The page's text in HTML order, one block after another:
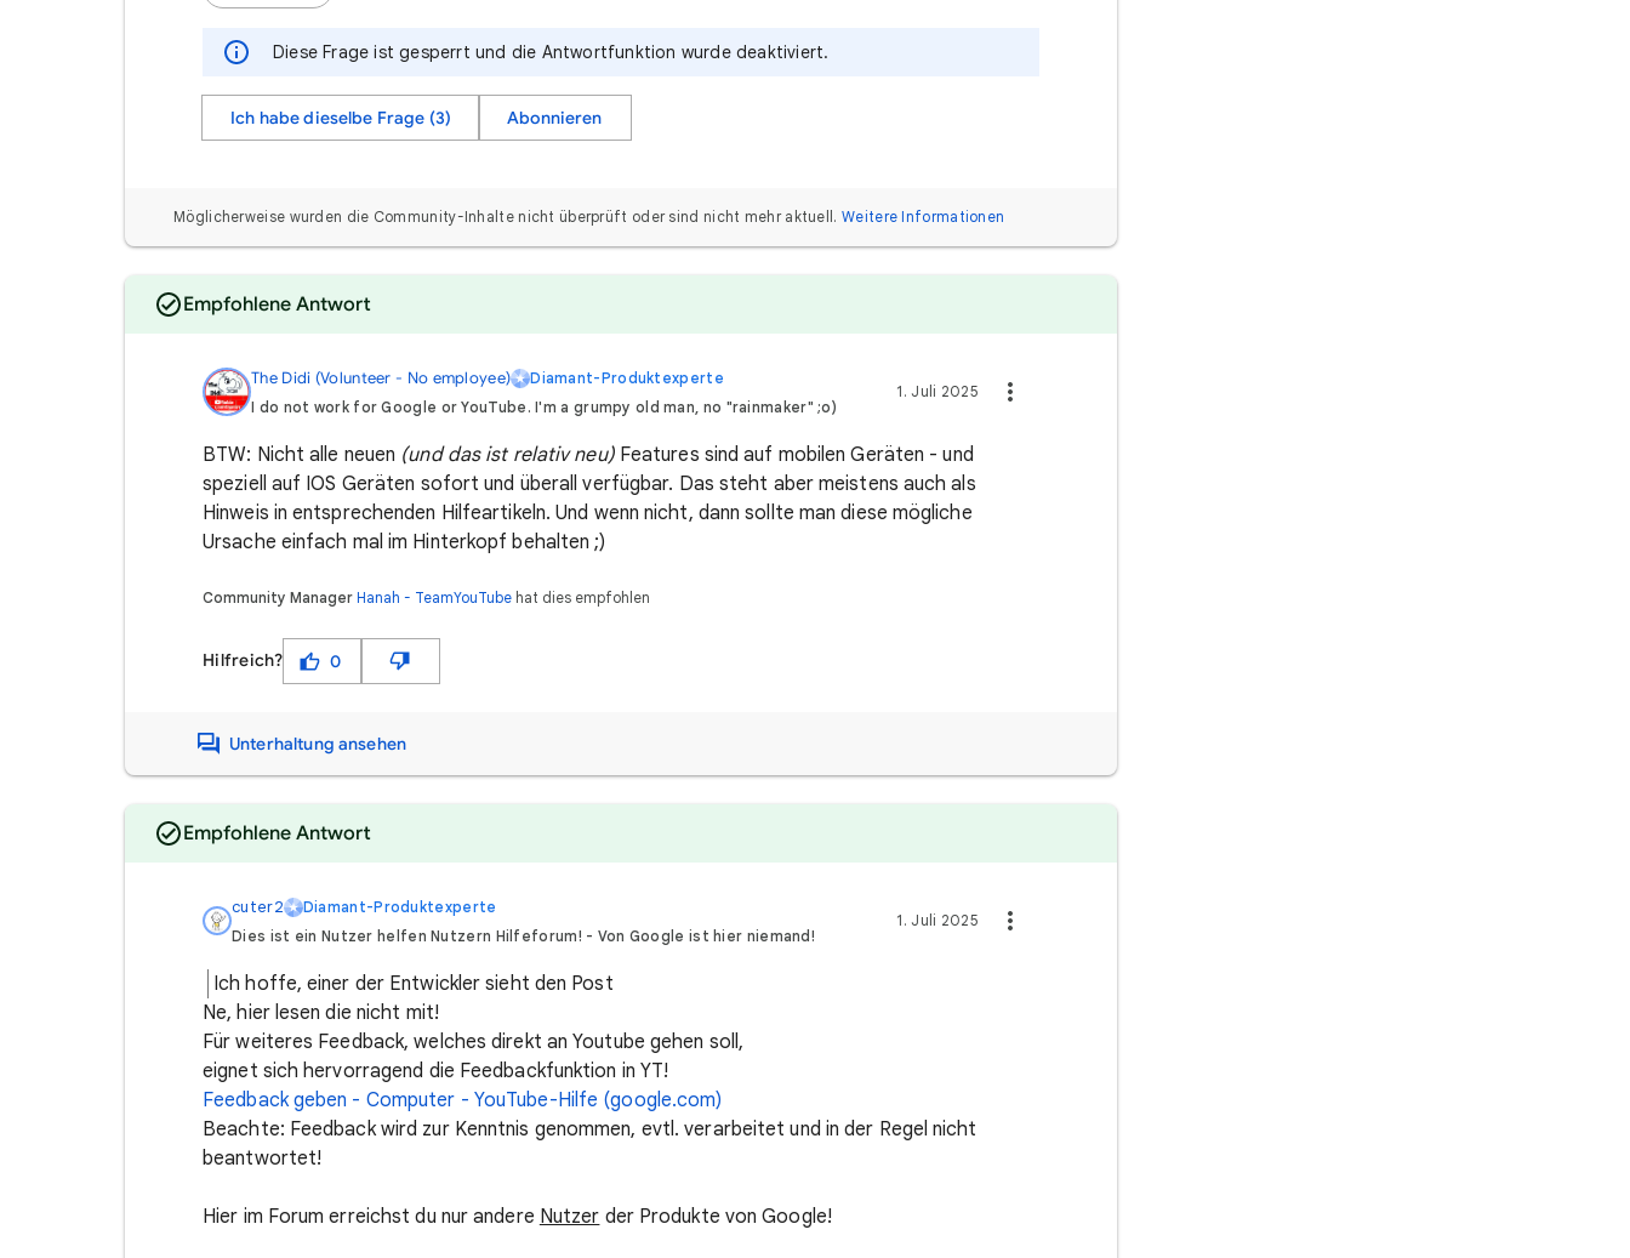
Diese Frage ist gesperrt und die Antwortfunktion wurde deaktiviert.
Ich habe dieselbe Frage (3) Abonnieren
Möglicherweise wurden die Community-Inhalte nicht überprüft oder sind nicht mehr aktuell. Weitere Informationen
Empfohlene Antwort
The Didi (Volunteer - No employee)
Diamant-Produktexperte
I do not work for Google or YouTube. I'm a grumpy old man, no "rainmaker" ;o)
1. Juli 2025
BTW: Nicht alle neuen (und das ist relativ neu)Features sind auf mobilen Geräten - und
speziell auf IOS Geräten sofort und überall verfügbar. Das steht aber meistens auch als
Hinweis in entsprechenden Hilfeartikeln. Und wenn nicht, dann sollte man diese mögliche
Ursache einfach mal im Hinterkopf behalten ;)
Community Manager Hanah - TeamYouTube hat dies empfohlen
Hilfreich? 0
Unterhaltung ansehen
Empfohlene Antwort
cuter2
Diamant-Produktexperte
Dies ist ein Nutzer helfen Nutzern Hilfeforum! - Von Google ist hier niemand!
1. Juli 2025
Ich hoffe, einer der Entwickler sieht den Post
Ne, hier lesen die nicht mit!
Für weiteres Feedback, welches direkt an Youtube gehen soll,
eignet sich hervorragend die Feedbackfunktion in YT!
Feedback geben - Computer - YouTube-Hilfe (google.com)
Beachte: Feedback wird zur Kenntnis genommen, evtl. verarbeitet und in der Regel nicht
beantwortet!
Hier im Forum erreichst du nur andere Nutzer der Produkte von Google!